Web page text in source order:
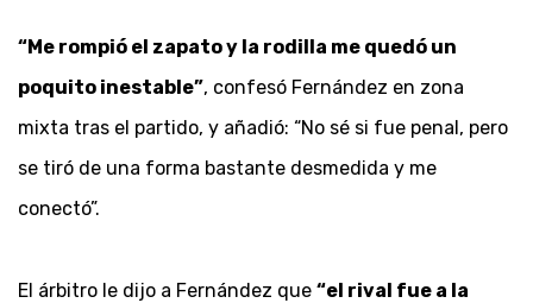
“Me rompió el zapato y la rodilla me quedó un
poquito inestable”, confesó Fernández en zona
mixta tras el partido, y añadió: “No sé si fue penal, pero
se tiró de una forma bastante desmedida y me
conectó”.
El árbitro le dijo a Fernández que “el rival fue a la